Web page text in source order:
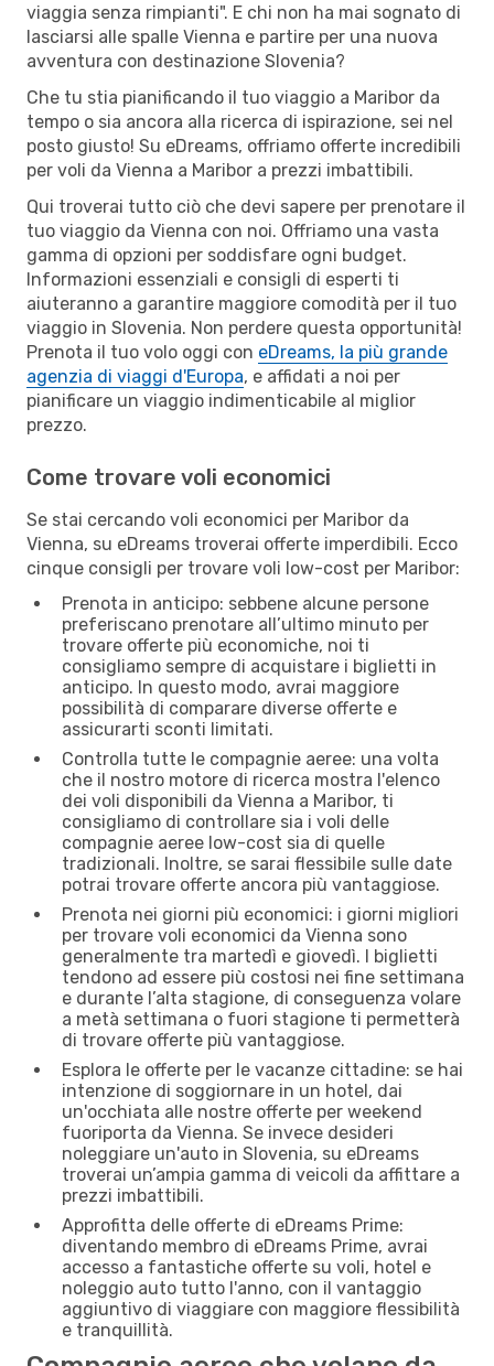
viaggia senza rimpianti". E chi non ha mai sognato di
lasciarsi alle spalle Vienna e partire per una nuova
avventura con destinazione Slovenia?
Che tu stia pianificando il tuo viaggio a Maribor da
tempo o sia ancora alla ricerca di ispirazione, sei nel
posto giusto! Su eDreams, offriamo offerte incredibili
per voli da Vienna a Maribor a prezzi imbattibili.
Qui troverai tutto ciò che devi sapere per prenotare il
tuo viaggio da Vienna con noi. Offriamo una vasta
gamma di opzioni per soddisfare ogni budget.
Informazioni essenziali e consigli di esperti ti
aiuteranno a garantire maggiore comodità per il tuo
viaggio in Slovenia. Non perdere questa opportunità!
Prenota il tuo volo oggi con eDreams, la più grande
agenzia di viaggi d'Europa, e affidati a noi per
pianificare un viaggio indimenticabile al miglior
prezzo.
Come trovare voli economici
Se stai cercando voli economici per Maribor da
Vienna, su eDreams troverai offerte imperdibili. Ecco
cinque consigli per trovare voli low-cost per Maribor:
Prenota in anticipo: sebbene alcune persone
preferiscano prenotare all’ultimo minuto per
trovare offerte più economiche, noi ti
consigliamo sempre di acquistare i biglietti in
anticipo. In questo modo, avrai maggiore
possibilità di comparare diverse offerte e
assicurarti sconti limitati.
Controlla tutte le compagnie aeree: una volta
che il nostro motore di ricerca mostra l'elenco
dei voli disponibili da Vienna a Maribor, ti
consigliamo di controllare sia i voli delle
compagnie aeree low-cost sia di quelle
tradizionali. Inoltre, se sarai flessibile sulle date
potrai trovare offerte ancora più vantaggiose.
Prenota nei giorni più economici: i giorni migliori
per trovare voli economici da Vienna sono
generalmente tra martedì e giovedì. I biglietti
tendono ad essere più costosi nei fine settimana
e durante l’alta stagione, di conseguenza volare
a metà settimana o fuori stagione ti permetterà
di trovare offerte più vantaggiose.
Esplora le offerte per le vacanze cittadine: se hai
intenzione di soggiornare in un hotel, dai
un'occhiata alle nostre offerte per weekend
fuoriporta da Vienna. Se invece desideri
noleggiare un'auto in Slovenia, su eDreams
troverai un’ampia gamma di veicoli da affittare a
prezzi imbattibili.
Approfitta delle offerte di eDreams Prime:
diventando membro di eDreams Prime, avrai
accesso a fantastiche offerte su voli, hotel e
noleggio auto tutto l'anno, con il vantaggio
aggiuntivo di viaggiare con maggiore flessibilità
e tranquillità.